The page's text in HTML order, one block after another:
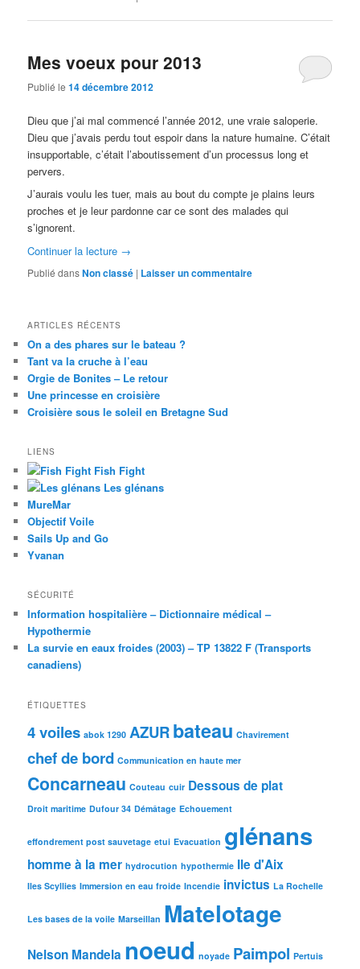
Mes voeux pour 2013
Publié le14 décembre 2012
Dieu que j’ai mal commencé l’année 2012, une vraie saloperie.
Dieu que j’avais perdu tout espoir dans la nature humaine. C’était
insupportable, c’était l’aboutissement d’un processus long et
pervers.
J’aurais voulu les tuer, mais au bout du compte je plains leurs
proches et je leur pardonne car ce sont des malades qui
s’ignorent.
Continuer la lecture →
Publié dansNon classé | Laisser un commentaire
ARTICLES RÉCENTS
On a des phares sur le bateau ?
Tant va la cruche à l’eau
Orgie de Bonites – Le retour
Une princesse en croisière
Croisière sous le soleil en Bretagne Sud
LIENS
Fish Fight
Les glénans
MureMar
Objectif Voile
Sails Up and Go
Yvanan
SÉCURITÉ
Information hospitalière – Dictionnaire médical –
Hypothermie
La survie en eaux froides (2003) – TP 13822 F (Transports
canadiens)
ÉTIQUETTES
4 voiles abok 1290 AZURbateau Chavirement
chef de bord Communication en haute mer
Concarneau Couteau cuir Dessous de plat
Droit maritime Dufour 34 Démâtage Echouement
effondrement post sauvetage etui Evacuation glénans
homme à la mer hydrocution hypothermie Ile d'Aix
Iles Scyllies Immersion en eau froide Incendie invictus La Rochelle
Les bases de la voile Marseillan Matelotage
Nelson Mandela noeud noyade Paimpol Pertuis